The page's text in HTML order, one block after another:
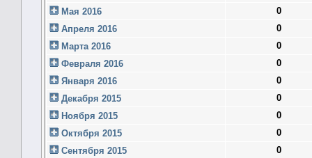
Мая 2016
0
Апреля 2016
0
Марта 2016
0
Февраля 2016
0
Января 2016
0
Декабря 2015
0
Ноября 2015
0
Октября 2015
0
Сентября 2015
0